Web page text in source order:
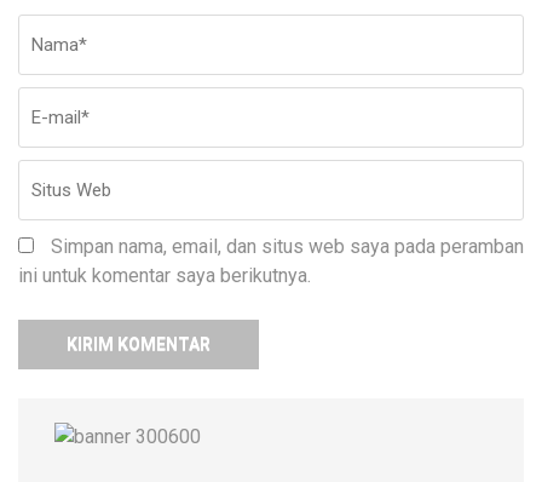
Simpan nama, email, dan situs web saya pada peramban
ini untuk komentar saya berikutnya.